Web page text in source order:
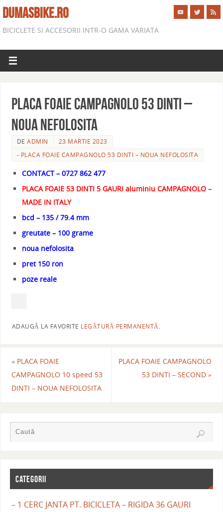
DUMASBIKE.RO
BICICLETE SI ACCESORII INTR-O GAMA VARIATA
PLACA FOAIE CAMPAGNOLO 53 DINTI –
NOUA NEFOLOSITA
DEADMIN
23 MARTIE 2023
- PLACA FOAIE CAMPAGNOLO 53 DINTI – NOUA NEFOLOSITA
CONTACT – 0727 862 477
PLACA FOAIE 53 DINTI 5 GAURI aluminiu CAMPAGNOLO –
MADE IN ITALY
bcd – 135 / 79.4 mm
greutate – 100 grame
noua nefolosita
pret 150 ron
poze reale
ADAUGĂ LA FAVORITE LEGĂTURĂ PERMANENTĂ.
«PLACA FOAIE
CAMPAGNOLO 10 speed 53
DINTI – NOUA NEFOLOSITA
PLACA FOAIE CAMPAGNOLO
53 DINTI – SECOND»
CATEGORII
– 1 CERC JANTA PT. BICICLETA – RIGIDA 36 GAURI